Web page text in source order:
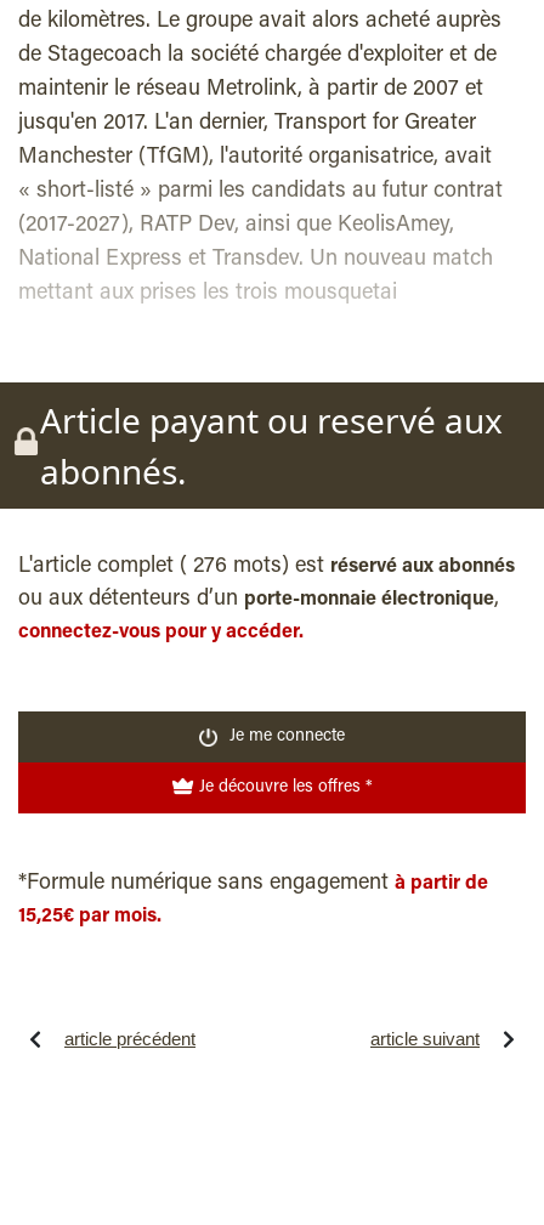
de kilomètres. Le groupe avait alors acheté auprès
de Stagecoach la société chargée d'exploiter et de
maintenir le réseau Metrolink, à partir de 2007 et
jusqu'en 2017. L'an dernier, Transport for Greater
Manchester (TfGM), l'autorité organisatrice, avait
« short-listé » parmi les candidats au futur contrat
(2017-2027), RATP Dev, ainsi que KeolisAmey,
National Express et Transdev. Un nouveau match
mettant aux prises les trois mousquetai
Article payant ou reservé aux
abonnés.
L'article complet ( 276 mots) est réservé aux abonnés
ou aux détenteurs d’un porte-monnaie électronique,
connectez-vous pour y accéder.
Je me connecte
Je découvre les offres *
*Formule numérique sans engagement à partir de
15,25€ par mois.
article précédent article suivant